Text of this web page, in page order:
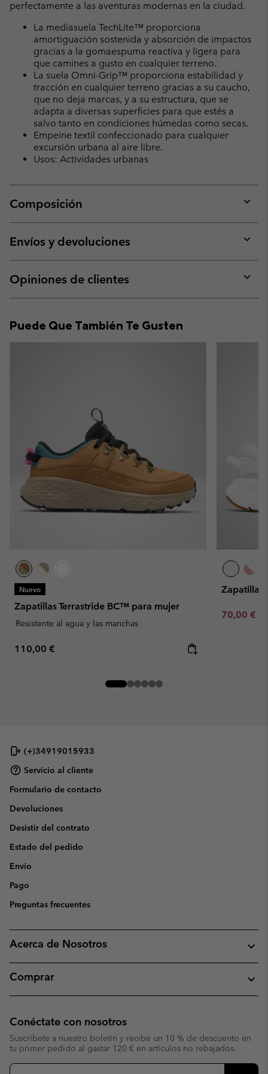
perfectamente a las aventuras modernas en la ciudad.
La mediasuela TechLite™ proporciona
amortiguación sostenida y absorción de impactos
gracias a la gomaespuma reactiva y ligera para
que camines a gusto en cualquier terreno.
La suela Omni-Grip™ proporciona estabilidad y
tracción en cualquier terreno gracias a su caucho,
que no deja marcas, y a su estructura, que se
adapta a diversas superficies para que estés a
salvo tanto en condiciones húmedas como secas.
Empeine textil confeccionado para cualquier
excursión urbana al aire libre.
Usos: Actividades urbanas
Composición
or
Envíos y devoluciones
or
Opiniones de clientes
or
Puede Que También Te Gusten
Nuevo
Zapatillas Terrastride BC™ para mujer
Resistente al agua y las manchas
Regular price:
110,00 €
Zapatillas
Minimum
70,00 €
(+)34919015933
Servicio al cliente
Formulario de contacto
Devoluciones
Desistir del contrato
Estado del pedido
Envío
Pago
Preguntas frecuentes
Acerca de Nosotros
Comprar
Conéctate con nosotros
Suscríbete a nuestro boletín y recibe un 10 % de descuento en
tu primer pedido al gastar 120 € en artículos no rebajados.
Suscripción